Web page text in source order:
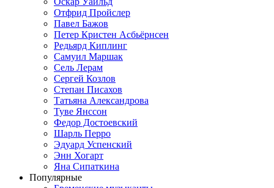
Отфрид Пройслер
Павел Бажов
Петер Кристен Асбьёрнсен
Редьярд Киплинг
Самуил Маршак
Сель Лерам
Сергей Козлов
Степан Писахов
Татьяна Александрова
Туве Янссон
Федор Достоевский
Шарль Перро
Эдуард Успенский
Энн Хогарт
Яна Сипаткина
Популярные